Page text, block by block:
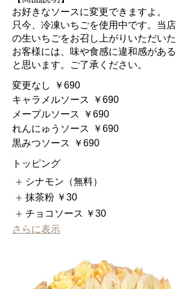
お好きなソースに変更できますよ。
只今、冷凍いちごを使用中です。当店
の生いちごをお召し上がりいただいた
お客様には、味や食感に違和感がある
と思います。ご了承ください。
変更なし
￥690
キャラメルソース
￥690
メープルソース
￥690
れんにゅうソース
￥690
黒みつソース
￥690
トッピング
シナモン（無料）
抹茶粉 ￥30
チョコソース ￥30
さらに表示